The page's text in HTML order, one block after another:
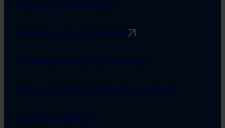
Projektien viestintäohjeet
Rimbert-avustusjärjestelmä
Turvallisemman tilan periaatteet
TietosuojaselosteSaavutettavuusseloste
Evästeiden hallinta